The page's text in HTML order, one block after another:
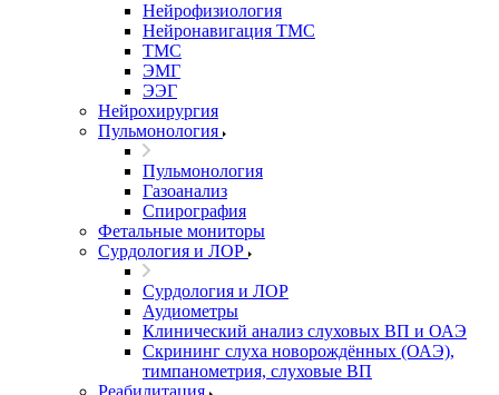
Нейрофизиология
Нейронавигация ТМС
ТМС
ЭМГ
ЭЭГ
Нейрохирургия
Пульмонология
Пульмонология
Газоанализ
Спирография
Фетальные мониторы
Сурдология и ЛОР
Сурдология и ЛОР
Аудиометры
Клинический анализ слуховых ВП и ОАЭ
Скрининг слуха новорождённых (ОАЭ),
тимпанометрия, слуховые ВП
Реабилитация